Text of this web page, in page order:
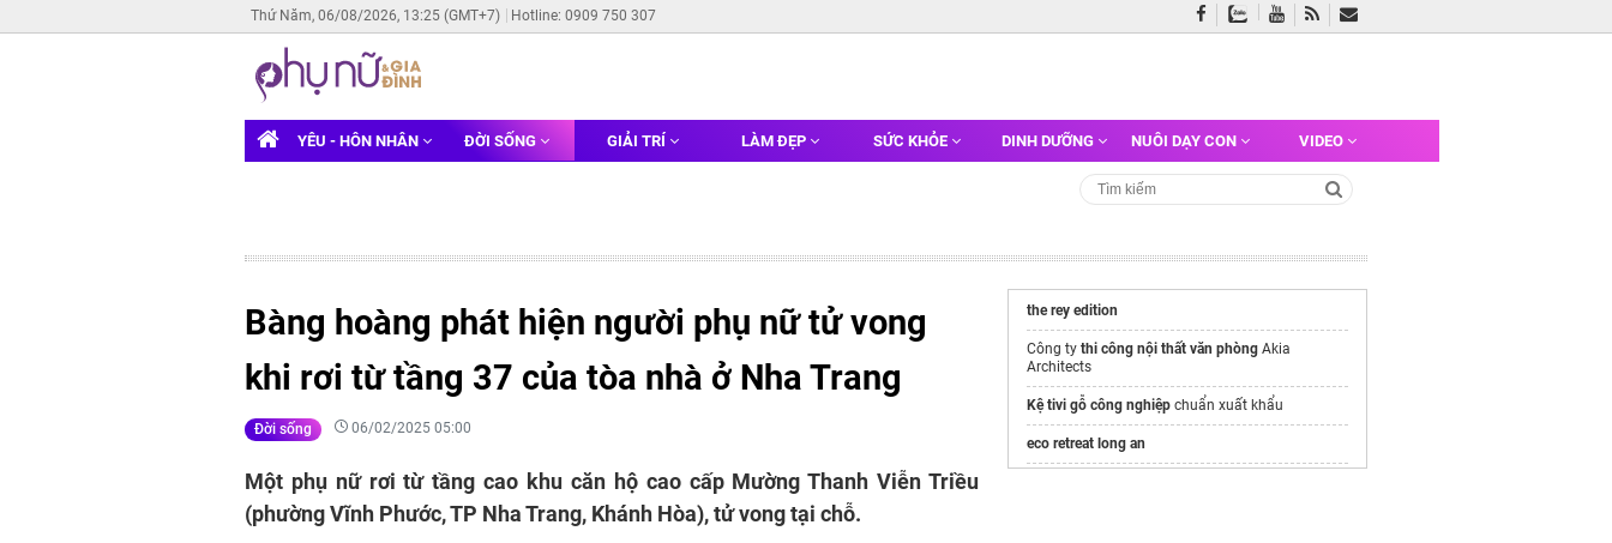
Thứ Năm, 06/08/2026, 13:25 (GMT+7) Hotline: 0909 750 307
YÊU - HÔN NHÂN ĐỜI SỐNG GIẢI TRÍ LÀM ĐẸP SỨC KHỎE DINH DƯỠNG NUÔI DẠY CON VIDEO
Bàng hoàng phát hiện người phụ nữ tử vong
khi rơi từ tầng 37 của tòa nhà ở Nha Trang
Đời sống 06/02/2025 05:00
Một phụ nữ rơi từ tầng cao khu căn hộ cao cấp Mường Thanh Viễn Triều
(phường Vĩnh Phước, TP Nha Trang, Khánh Hòa), tử vong tại chỗ.
the rey edition
Công ty thi công nội thất văn phòng Akia
Architects
Kệ tivi gỗ công nghiệp chuẩn xuất khẩu
eco retreat long an